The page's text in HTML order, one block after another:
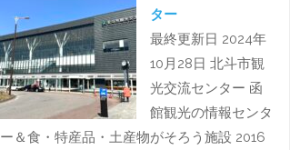
ター
最終更新日 2024年
10月28日 北斗市観
光交流センター 函
館観光の情報センタ
ー＆食・特産品・土産物がそろう施設 2016